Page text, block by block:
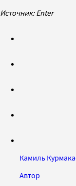
Источник: Enter
Камиль
Автор